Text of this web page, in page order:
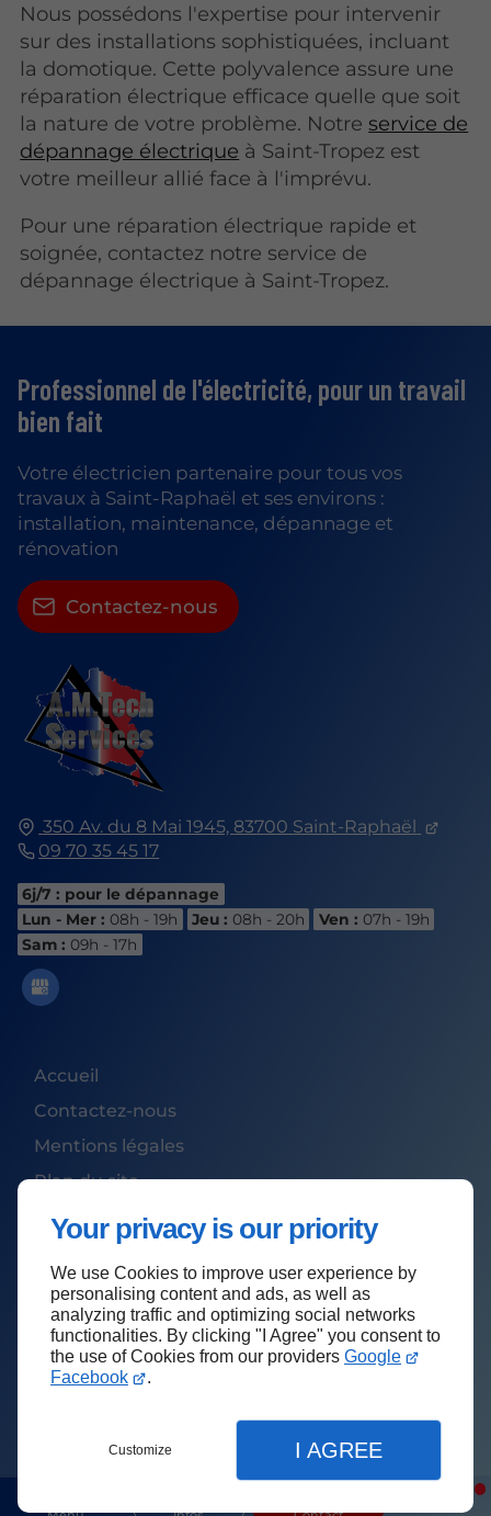
Your privacy is our priority
We use Cookies to improve user experience by
personalising content and ads, as well as
analyzing traffic and optimizing social networks
functionalities. By clicking "I Agree" you consent to
the use of Cookies from our providers Google
Facebook
.
Customize I AGREE
Nous possédons l'expertise pour intervenir
sur des installations sophistiquées, incluant
la domotique. Cette polyvalence assure une
réparation électrique efficace quelle que soit
la nature de votre problème. Notreservice de
dépannage électrique à Saint-Tropez est
votre meilleur allié face à l'imprévu.
Pour une réparation électrique rapide et
soignée, contactez notre service de
dépannage électrique à Saint-Tropez.
350 Av. du 8 Mai 1945, 83700 Saint-Raphaël
09 70 35 45 17
6j/7 : pour le dépannage
Lun - Mer : 08h - 19h Jeu : 08h - 20h Ven : 07h - 19h
Sam : 09h - 17h
Accueil
Contactez-nous
Mentions légales
Plan du site
Professionnel de l'électricité, pour un travail
bien fait
Votre électricien partenaire pour tous vos
travaux à Saint-Raphaël et ses environs :
installation, maintenance, dépannage et
rénovation
Contactez-nous
Haut de page